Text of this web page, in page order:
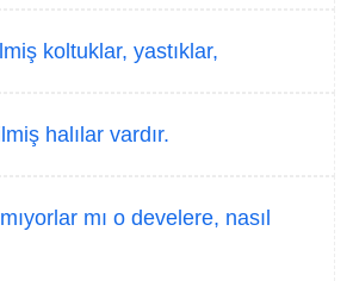
koltuklar, yastıklar,
halılar vardır.
mı o develere, nasıl